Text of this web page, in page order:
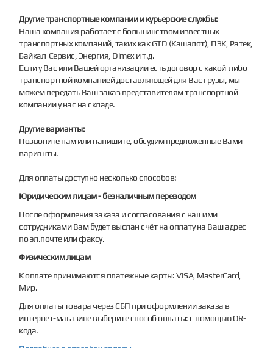
Другие транспортные компании и курьерские службы:
Наша компания работает с большинством известных
транспортных компаний, таких как GTD (Кашалот), ПЭК, Ратек,
Байкал-Сервис, Энергия, Dimex и т.д.
Если у Вас или Вашей организации есть договор с какой-либо
транспортной компанией доставляющей для Вас грузы, мы
можем передать Ваш заказ представителям транспортной
компании у нас на складе.
Другие варианты:
Позвоните нам или напишите, обсудим предложенные Вами
варианты.
Для оплаты доступно несколько способов:
Юридическим лицам - безналичным переводом
После оформления заказа и согласования с нашими
сотрудниками Вам будет выслан счёт на оплату на Ваш адрес
по эл.почте или факсу.
Физическим лицам
К оплате принимаются платежные карты: VISA, MasterCard,
Мир.
Для оплаты товара через СБП при оформлении заказа в
интернет-магазине выберите способ оплаты: с помощью QR-
кода.